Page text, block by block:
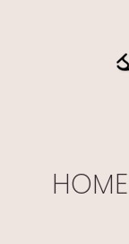
HOME